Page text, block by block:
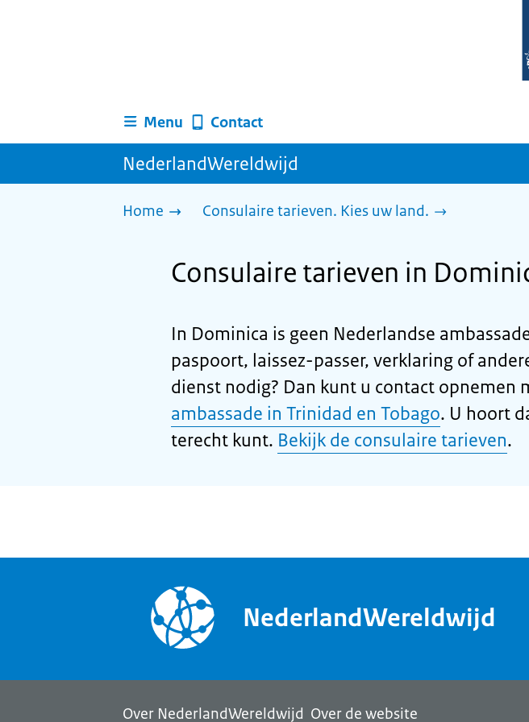
Menu Contact
NederlandWereldwijd
Home Consulaire tarieven. Kies uw land.
Consulaire tarieven in
In Dominica is geen Nederlandse
paspoort, laissez-passer, verklaring of
dienst nodig? Dan kunt u contact opnemen
ambassade in Trinidad en Tobago. U hoort
terecht kunt. Bekijk de consulaire tarieven.
NederlandWereldwijd
Over NederlandWereldwijd Over de website